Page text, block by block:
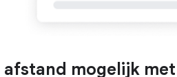
afstand mogelijk met